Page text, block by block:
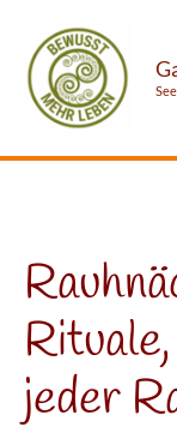
Inhalt
springen
jeder